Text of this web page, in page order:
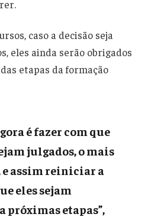
caso a decisão seja
eles ainda serão obrigados
etapas da formação
é fazer com que
julgados, o mais
assim reiniciar a
eles sejam
próximas etapas”,